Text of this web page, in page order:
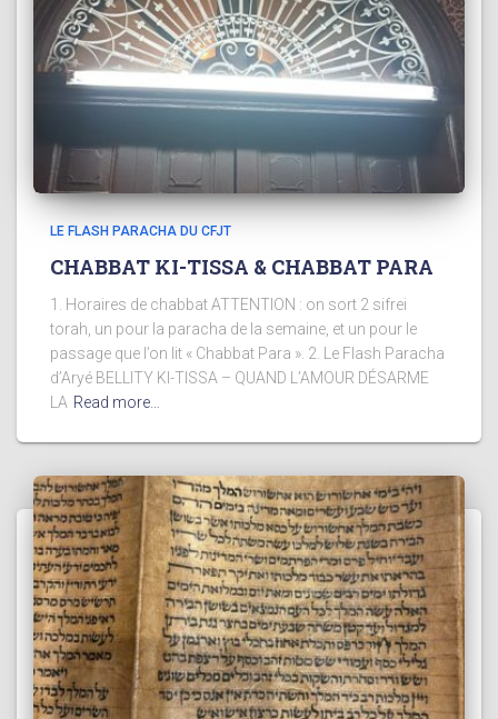
LE FLASH PARACHA DU CFJT
CHABBAT KI-TISSA & CHABBAT PARA
1. Horaires de chabbat ATTENTION : on sort 2 sifrei
torah, un pour la paracha de la semaine, et un pour le
passage que l’on lit « Chabbat Para ». 2. Le Flash Paracha
d’Aryé BELLITY KI-TISSA – QUAND L’AMOUR DÉSARME
LA Read more…